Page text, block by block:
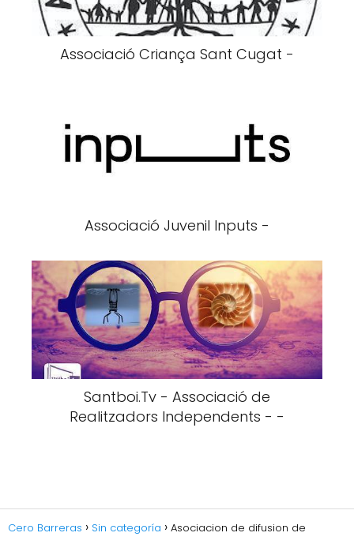
Associació Criança Sant Cugat -
Associació Juvenil Inputs -
Santboi.Tv - Associació de
Realitzadors Independents - -
Cero Barreras Sin categoría
Asociacion de difusion de